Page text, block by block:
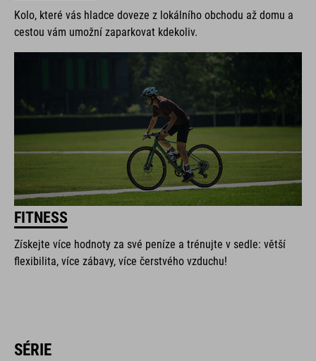
Kolo, které vás hladce doveze z lokálního obchodu až domu a
cestou vám umožní zaparkovat kdekoliv.
FITNESS
Získejte více hodnoty za své peníze a trénujte v sedle: větší
flexibilita, více zábavy, více čerstvého vzduchu!
SÉRIE